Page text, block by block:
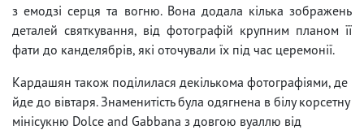
з емодзі серця та вогню. Вона додала кілька зображень
деталей святкування, від фотографій крупним планом її
фати до канделябрів, які оточували їх під час церемонії.
Кардашян також поділилася декількома фотографіями, де
йде до вівтаря. Знаменитість була одягнена в білу корсетну
мінісукню Dolce and Gabbana з довгою вуаллю від